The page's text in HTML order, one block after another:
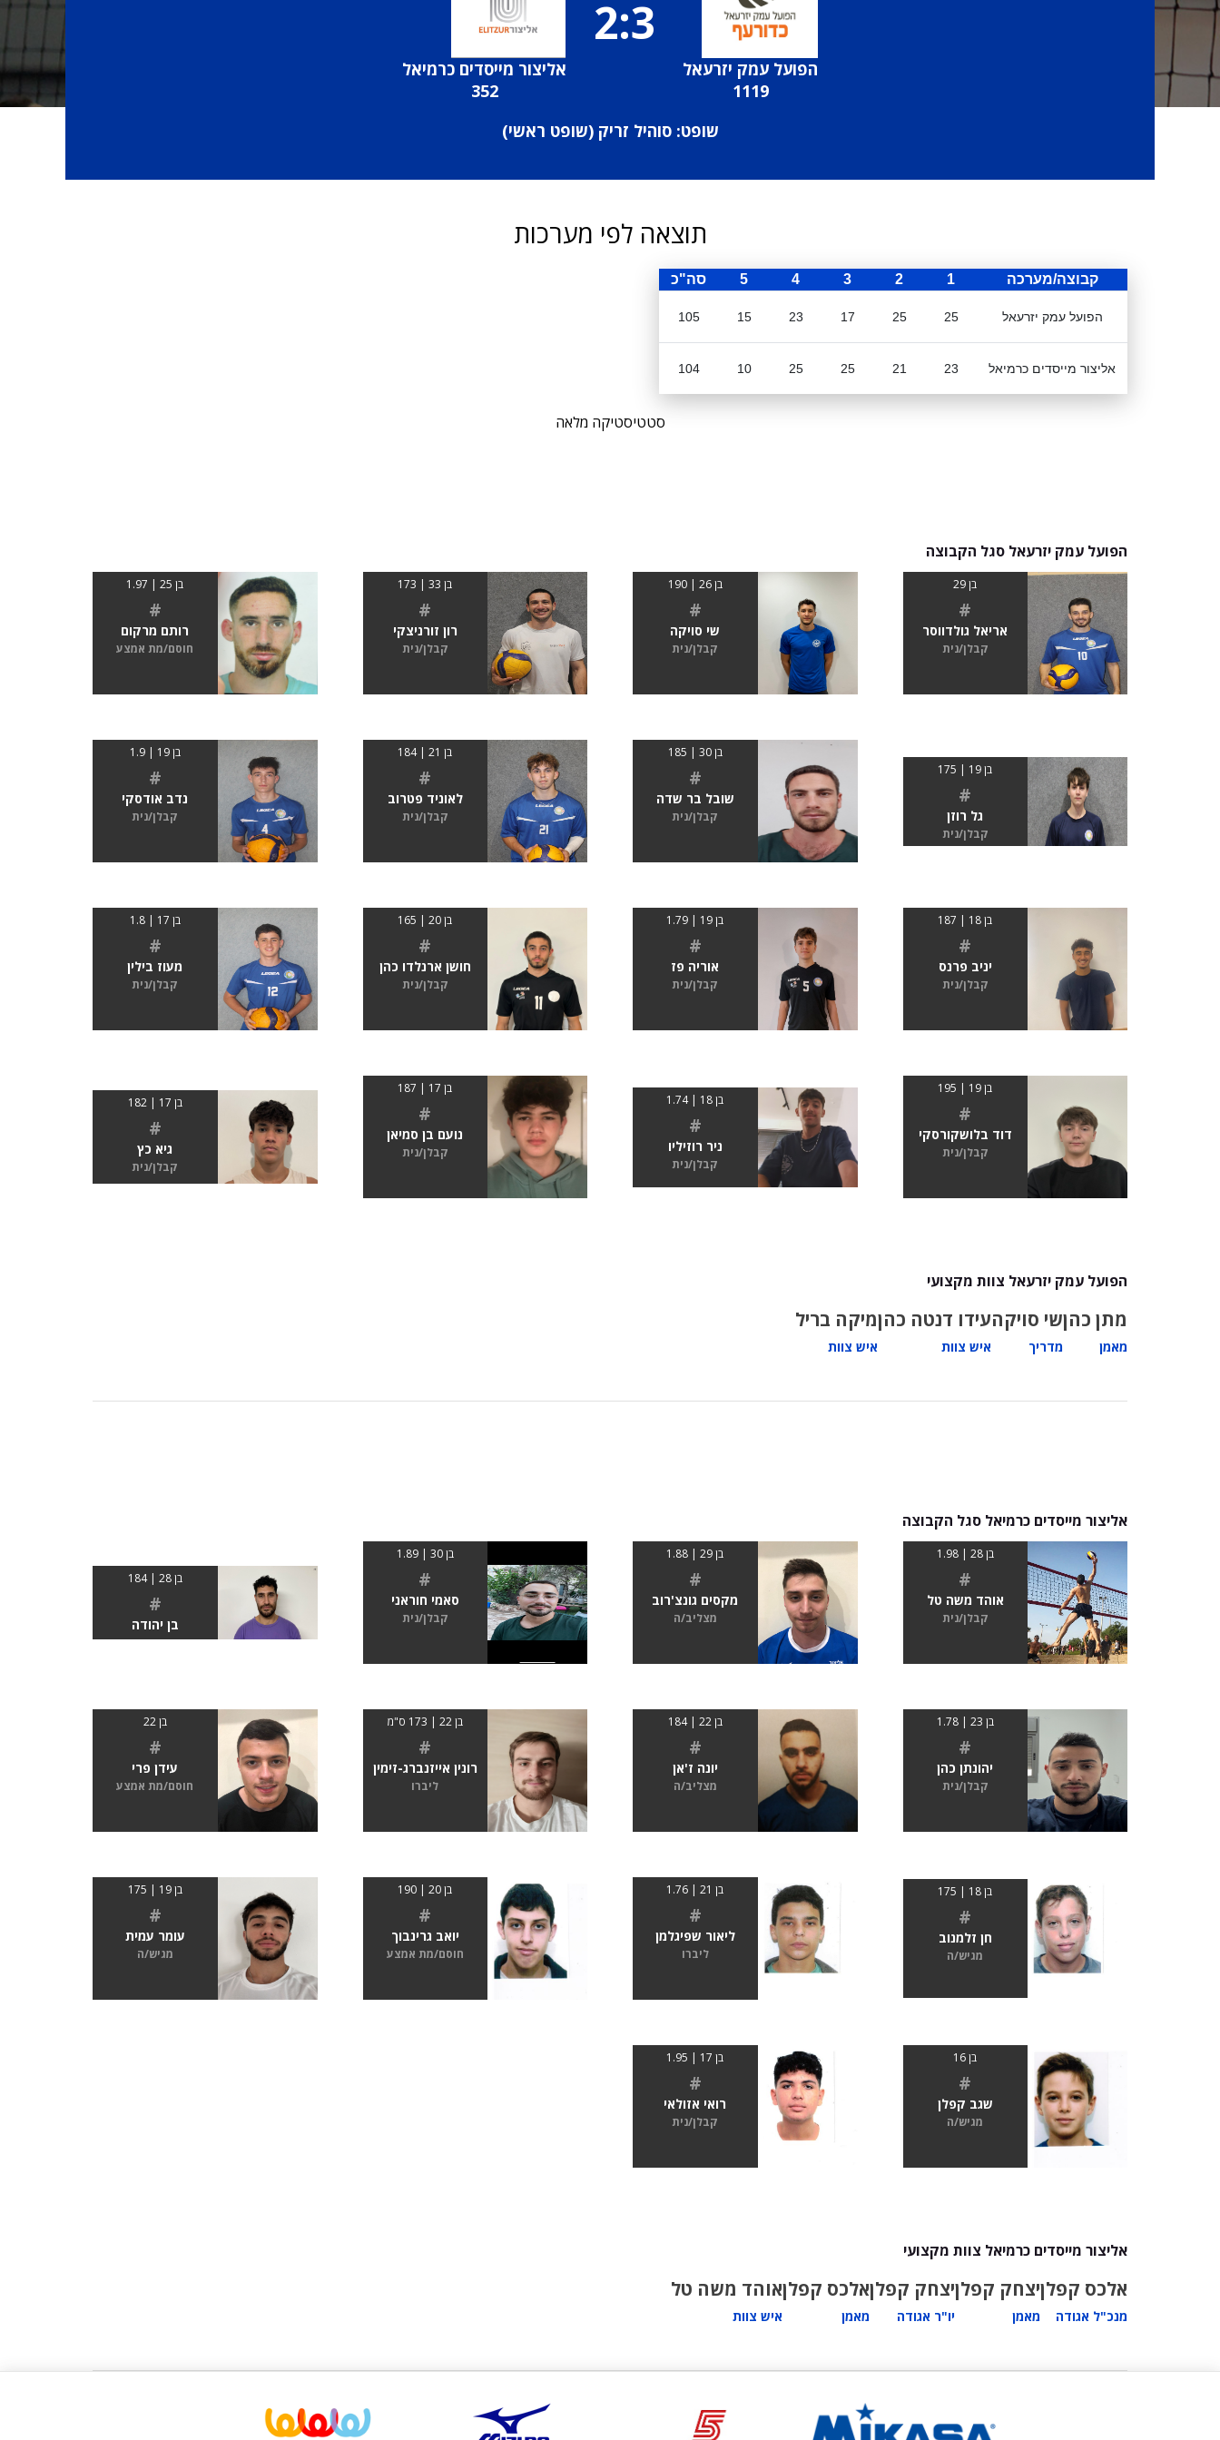
הפועל עמק יזרעאל
1119
2:3
אליצור מייסדים כרמיאל
352
שופט: סוהיל זריק (שופט ראשי)
תוצאה לפי מערכות
קבוצה/מערכה 1
2
3
4
5 סה"כ
הפועל עמק יזרעאל 25
25
17
23
15
105
אליצור מייסדים כרמיאל 23
21
25
25
10
104
סטטיסטיקה מלאה
הפועל עמק יזרעאל סגל הקבוצה
בן 29
#
אריאל גולדווסר
קבלן/נית
בן 26 | 190
#
שי סויקה
קבלן/נית
בן 33 | 173
#
רון זורניצקי
קבלן/נית
בן 25 | 1.97
#
רותם מרקום
חוסם/מת אמצע
בן 19 | 175
#
גל רוזן
קבלן/נית
בן 30 | 185
#
שובל בר שדה
קבלן/נית
בן 21 | 184
#
לאוניד פטרוב
קבלן/נית
בן 19 | 1.9
#
נדב אודסקי
קבלן/נית
בן 18 | 187
#
יניב פרנס
קבלן/נית
בן 19 | 1.79
#
אוריה פז
קבלן/נית
בן 20 | 165
#
חושן ארנלדו כהן
קבלן/נית
בן 17 | 1.8
#
מעוז בילין
קבלן/נית
בן 19 | 195
#
דוד בלושקורסקי
קבלן/נית
בן 18 | 1.74
#
ניר רוזיליו
קבלן/נית
בן 17 | 187
#
נועם בן סמיאן
קבלן/נית
בן 17 | 182
#
גיא כץ
קבלן/נית
הפועל עמק יזרעאל צוות מקצועי
מתן כהן
מאמן
שי סויקה
מדריך
עידו דנטה כהן
איש צוות
מיקה בריל
איש צוות
אליצור מייסדים כרמיאל סגל הקבוצה
בן 28 | 1.98
#
אוהד משה טל
קבלן/נית
בן 29 | 1.88
#
מקסים גונצ'רוב
מצליב/ה
בן 30 | 1.89
#
סאמי חוראני
קבלן/נית
בן 28 | 184
#
בן יהודה
בן 23 | 1.78
#
יהונתן כהן
קבלן/נית
בן 22 | 184
#
יונה ז'אן
מצליב/ה
בן 22 | 173 ס"מ
#
רונין אייזנברג-זימין
ליברו
בן 22
#
עידן פרי
חוסם/מת אמצע
בן 18 | 175
#
חן זלמנוב
מגיש/ה
בן 21 | 1.76
#
ליאור שפיגלמן
ליברו
בן 20 | 190
#
יואב גרינבוך
חוסם/מת אמצע
בן 19 | 175
#
עומר עמית
מגיש/ה
בן 16
#
שגב קפלן
מגיש/ה
בן 17 | 1.95
#
רואי אזולאי
קבלן/נית
אליצור מייסדים כרמיאל צוות מקצועי
אלכס קפלן
מנכ"ל אגודה
יצחק קפלן
מאמן
יצחק קפלן
יו"ר אגודה
אלכס קפלן
מאמן
אוהד משה טל
איש צוות